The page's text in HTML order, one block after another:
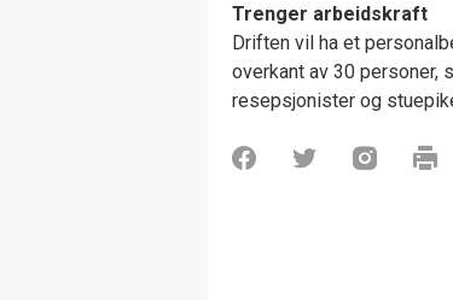
Trenger arbeidskraft
Driften vil ha et
overkant av 30 personer,
resepsjonister og